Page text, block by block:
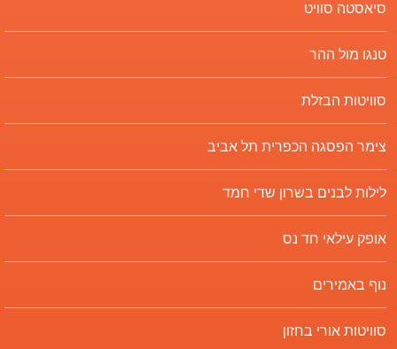
סיאסטה סוויט
טנגו מול ההר
סוויטות הבזלת
צימר הפסגה הכפרית תל אביב
לילות לבנים בשרון שדי חמד
אופק עילאי חד נס
נוף באמירים
סוויטות אורי בחזון